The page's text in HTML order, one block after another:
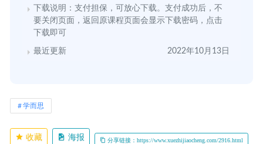
下载说明：支付担保，可放心下载。支付成功后，不
要关闭页面，返回原课程页面会显示下载密码，点击
下载即可
最近更新 2022年10月13日
学而思
收藏 海报 分享链接：https://www.xuezhijiaocheng.com/2916.html